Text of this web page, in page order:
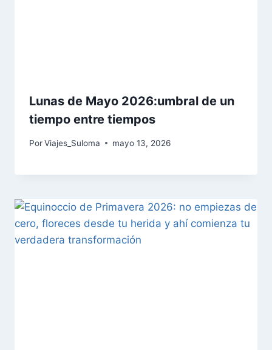
Lunas de Mayo 2026:umbral de un
tiempo entre tiempos
PorViajes_Suloma mayo 13, 2026